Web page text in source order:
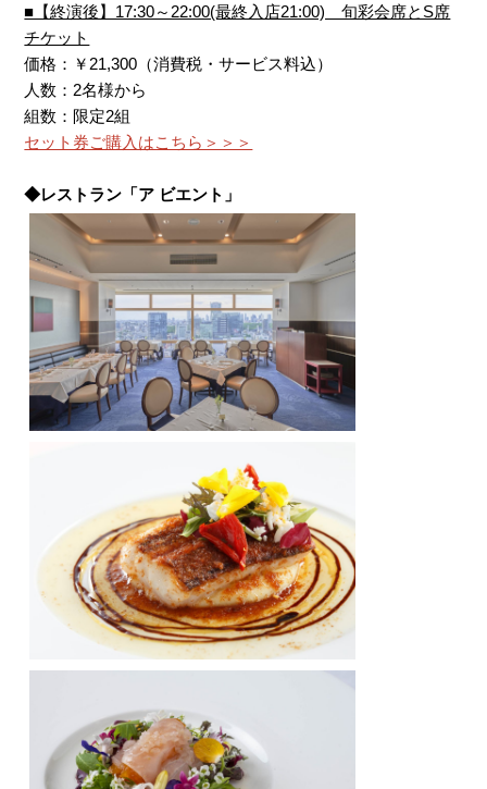
■【終演後】17:30～22:00(最終入店21:00) 旬彩会席とS席
チケット
価格：￥21,300（消費税・サービス料込）
人数：2名様から
組数：限定2組
セット券ご購入はこちら＞＞＞
◆レストラン「ア ビエント」